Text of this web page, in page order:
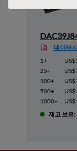
데이터
1+
25+
100+
500+
1000+
재고 보유